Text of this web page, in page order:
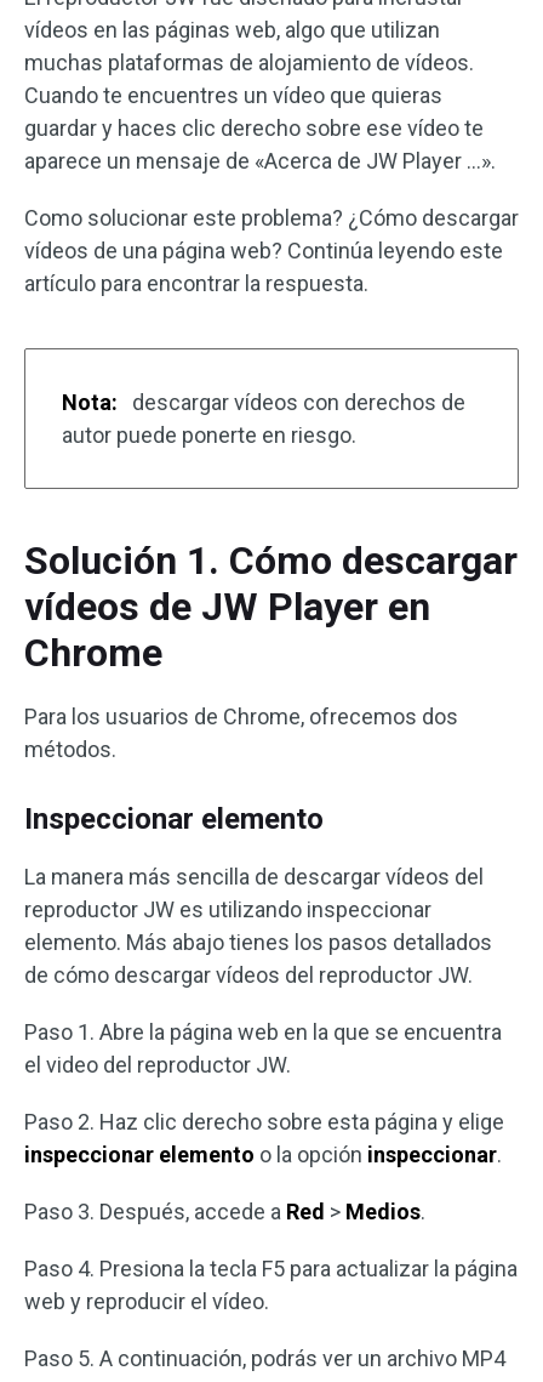
vídeos en las páginas web, algo que utilizan
muchas plataformas de alojamiento de vídeos.
Cuando te encuentres un vídeo que quieras
guardar y haces clic derecho sobre ese vídeo te
aparece un mensaje de «Acerca de JW Player …».
Como solucionar este problema? ¿Cómo descargar
vídeos de una página web? Continúa leyendo este
artículo para encontrar la respuesta.
Nota:
descargar vídeos con derechos de
autor puede ponerte en riesgo.
Solución 1. Cómo descargar
vídeos de JW Player en
Chrome
Para los usuarios de Chrome, ofrecemos dos
métodos.
Inspeccionar elemento
La manera más sencilla de descargar vídeos del
reproductor JW es utilizando inspeccionar
elemento. Más abajo tienes los pasos detallados
de cómo descargar vídeos del reproductor JW.
Paso 1. Abre la página web en la que se encuentra
el video del reproductor JW.
Paso 2. Haz clic derecho sobre esta página y elige
inspeccionar elemento o la opción inspeccionar.
Paso 3. Después, accede a Red > Medios.
Paso 4. Presiona la tecla F5 para actualizar la página
web y reproducir el vídeo.
Paso 5. A continuación, podrás ver un archivo MP4